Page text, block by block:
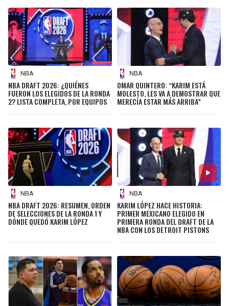
NBA
NBA DRAFT 2026: ¿QUIÉNES
FUERON LOS ELEGIDOS DE LA RONDA
2? LISTA COMPLETA, POR EQUIPOS
NBA
OMAR QUINTERO: “KARIM ESTÁ
MOLESTO, LES VA A DEMOSTRAR QUE
MERECÍA ESTAR MÁS ARRIBA”
NBA
NBA DRAFT 2026: RESUMEN, ORDEN
DE SELECCIONES DE LA RONDA 1 Y
DÓNDE QUEDÓ KARIM LÓPEZ
NBA
KARIM LÓPEZ HACE HISTORIA:
PRIMER MEXICANO ELEGIDO EN
PRIMERA RONDA DEL DRAFT DE LA
NBA CON LOS DETROIT PISTONS